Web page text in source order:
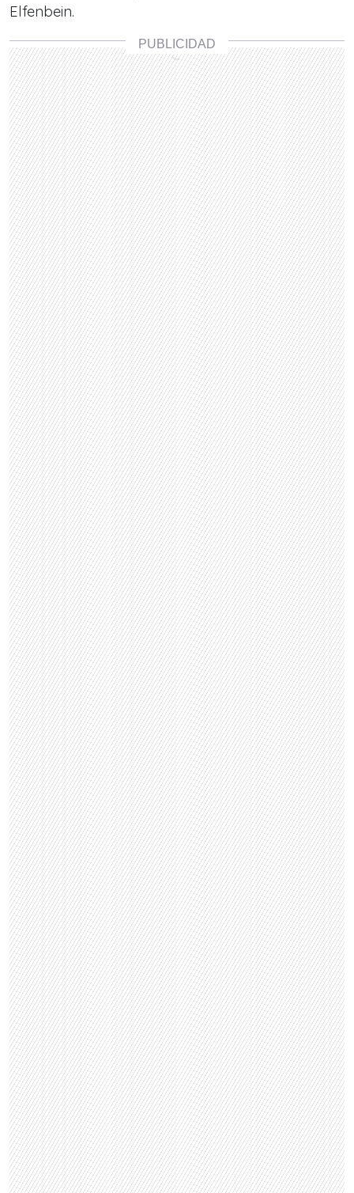
Elfenbein.